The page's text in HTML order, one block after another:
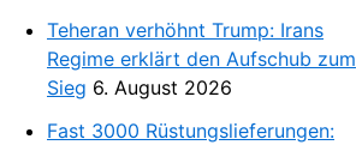
Teheran verhöhnt Trump: Irans
Regime erklärt den Aufschub zum
Sieg 6. August 2026
Fast 3000 Rüstungslieferungen: